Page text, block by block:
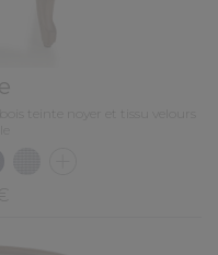
teinte noyer et tissu velours